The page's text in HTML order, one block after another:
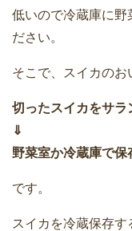
低いので冷蔵庫に野
ださい。
そこで、スイカの
切ったスイカをサラ
⇓
野菜室か冷蔵庫で保
です。
スイカを冷蔵保存